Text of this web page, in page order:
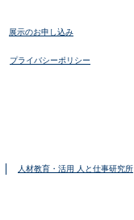
展示のお申し込み
プライバシーポリシー
人材教育・活用 人と仕事研究所